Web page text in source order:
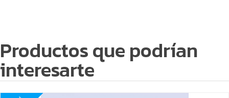
Productos que podrían
interesarte